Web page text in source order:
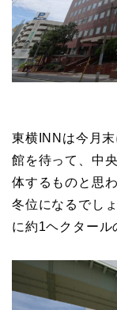
東横INNは今月
館を待って、中
体するものと思
冬位になるでし
に約1ヘクタール